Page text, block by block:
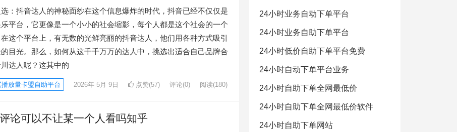
：抖音达人的神秘面纱在这个信息爆炸的时代，抖音已经不仅仅是
平台，它更像是一个小小的社会缩影，每个人都是这个社会的一个
这个平台上，有无数的光鲜亮丽的抖音达人，他们用各种方式吸引
目光。那么，如何从这千千万万的达人中，挑选出适合自己品牌合
达人呢？这其中的
放量卡盟自助平台 2026年 5月 9日 点赞(57) 评论(0) 阅读(180)
论可以不让某一个人看吗知乎
24小时业务自动下单平台
24小时业务自助下单平台
24小时低价自助下单平台免费
24小时自动下单平台业务
24小时自助下单全网最低价
24小时自助下单全网最低价软件
24小时自助下单网站